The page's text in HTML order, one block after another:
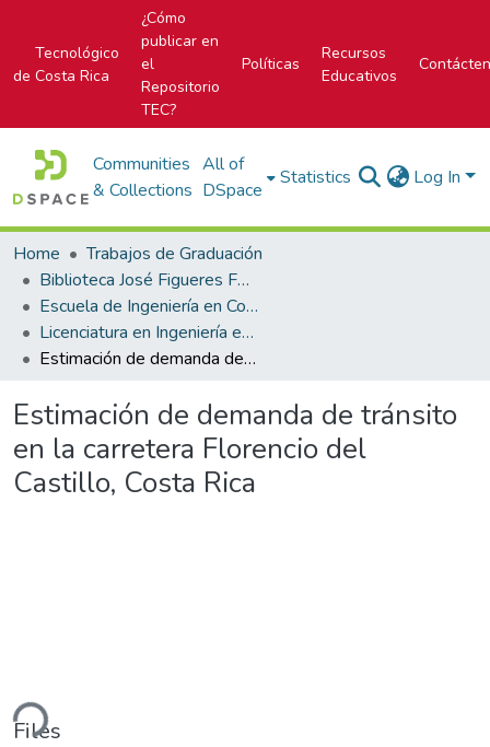
Tecnológico
de Costa Rica
¿Cómo
publicar en
el
Repositorio
TEC?
Políticas
Recursos
Educativos
Communities
& Collections
All of
DSpace
Statistics Log In
Home
Trabajos de Graduación
Biblioteca José Figueres Ferrer
Escuela de Ingeniería en Construcción
Licenciatura en Ingeniería en Construcción
Estimación de demanda de tránsito en la carretera Florencio del Castillo, Costa Rica
Estimación de demanda de tránsito
en la carretera Florencio del
Castillo, Costa Rica
Files